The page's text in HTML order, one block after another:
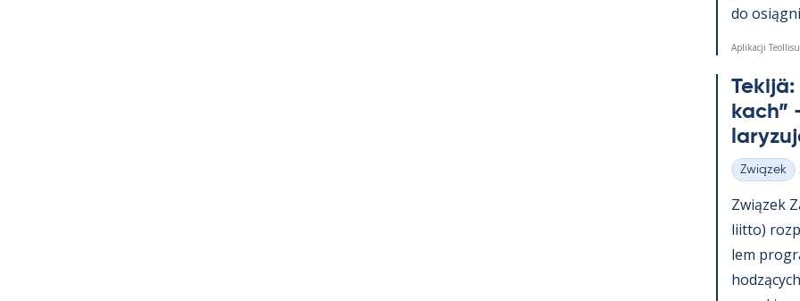
do
Aplikacji
Te­kijä:
Kategorie
Związek
Związek
liitto)
lem